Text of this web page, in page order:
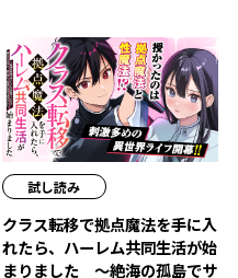
試し読み
クラス転移で拠点魔法を手に入
れたら、ハーレム共同生活が始
まりました ～絶海の孤島でサ